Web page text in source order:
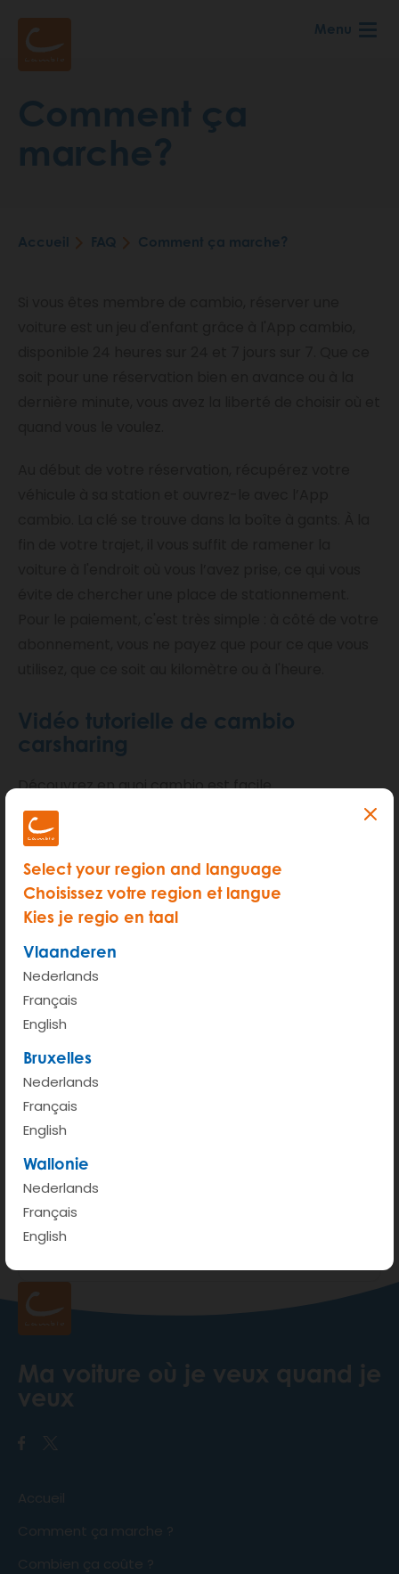
Select your region and language
Choisissez votre region et langue
Kies je regio en taal
Vlaanderen
Nederlands
Français
English
Bruxelles
Nederlands
Français
English
Wallonie
Nederlands
Français
English
Menu
Comment ça
marche?
Accueil FAQ Comment ça marche?
Vidéo tutorielle de cambio
carsharing
Découvrez en quoi cambio est facile.
Dans cette vidéo, vous obtenez une vue d'ensemble
sur la façon dont vous devez utiliser les voitures
cambio.
Video
Vous devez accepter les cookies vidéo
YouTube ou Vimeo pour voir ce contenu.
Ma voiture où je veux quand je
veux
Accueil
Comment ça marche ?
Combien ça coûte ?